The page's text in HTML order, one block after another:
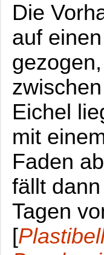
Die
auf
Eichel
mit
Faden
fällt
Tagen
[